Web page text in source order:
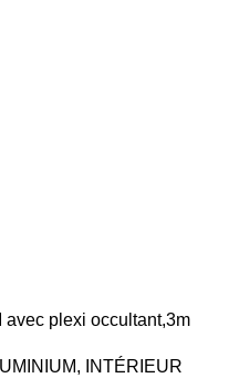
plexi occultant,3m
,
INTÉRIEUR